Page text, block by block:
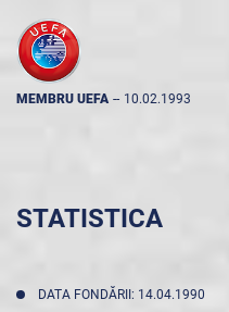
MEMBRU UEFA -- 10.02.1993
STATISTICA
DATA FONDĂRII: 14.04.1990